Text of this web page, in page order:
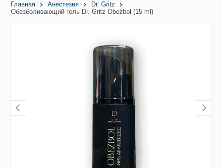
Главная Анестезия
Dr. Gritz
Обезболивающий гель Dr. Gritz Obezbol (15 ml)